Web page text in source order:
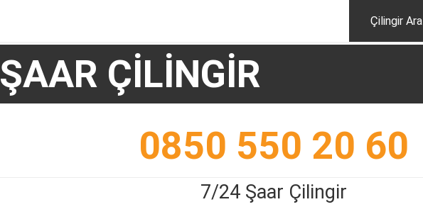
Çilingir Ara
ŞAAR ÇİLİNGİR
0850 550 20 60
7/24 Şaar Çilingir